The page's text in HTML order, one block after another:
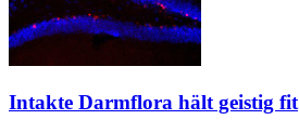
Intakte Darmflora hält geistig fit